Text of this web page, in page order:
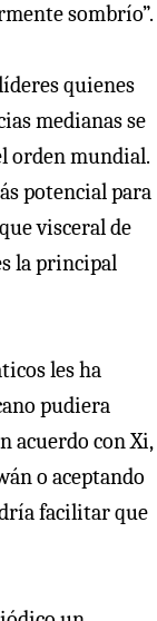
sombrío”.
quienes
medianas se
orden mundial.
potencial para
visceral de
la principal
les ha
pudiera
acuerdo con Xi,
o aceptando
facilitar que